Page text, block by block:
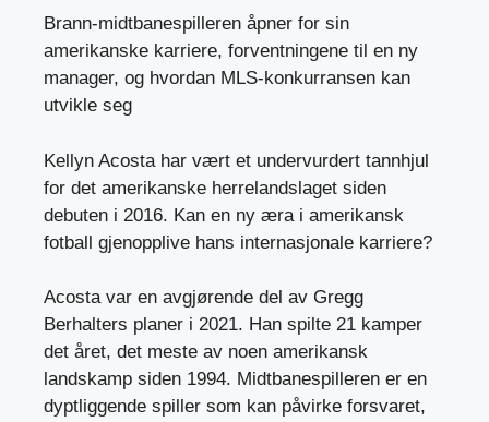
Brann-midtbanespilleren åpner for sin
amerikanske karriere, forventningene til en ny
manager, og hvordan MLS-konkurransen kan
utvikle seg
Kellyn Acosta har vært et undervurdert tannhjul
for det amerikanske herrelandslaget siden
debuten i 2016. Kan en ny æra i amerikansk
fotball gjenopplive hans internasjonale karriere?
Acosta var en avgjørende del av Gregg
Berhalters planer i 2021. Han spilte 21 kamper
det året, det meste av noen amerikansk
landskamp siden 1994. Midtbanespilleren er en
dyptliggende spiller som kan påvirke forsvaret,